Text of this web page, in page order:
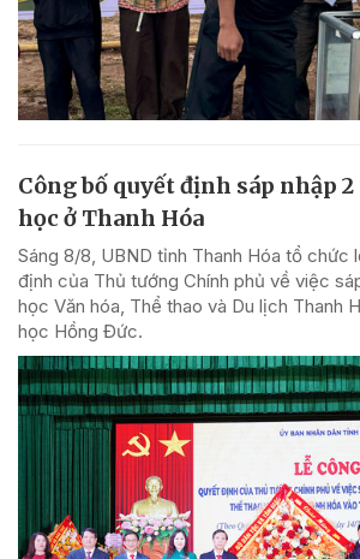
Công bố quyết định sáp nhập
học ở Thanh Hóa
Sáng 8/8, UBND tỉnh Thanh Hóa tổ chức
định của Thủ tướng Chính phủ về việc
học Văn hóa, Thể thao và Du lịch Thanh
học Hồng Đức.